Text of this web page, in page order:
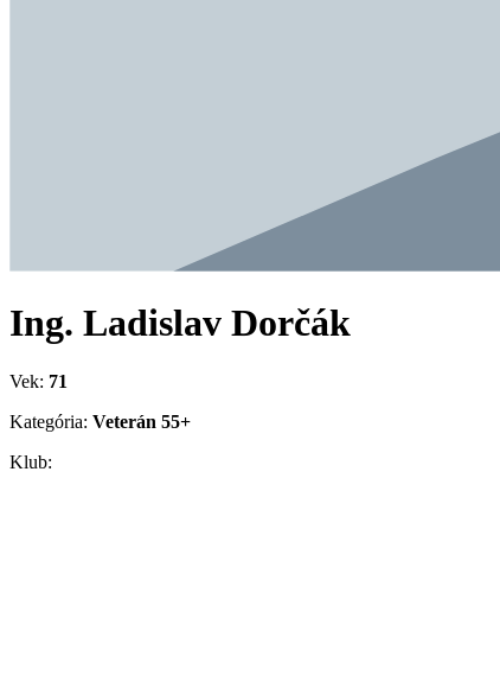
Ing. Ladislav Dorčák
Vek: 71
Kategória: Veterán 55+
Klub: